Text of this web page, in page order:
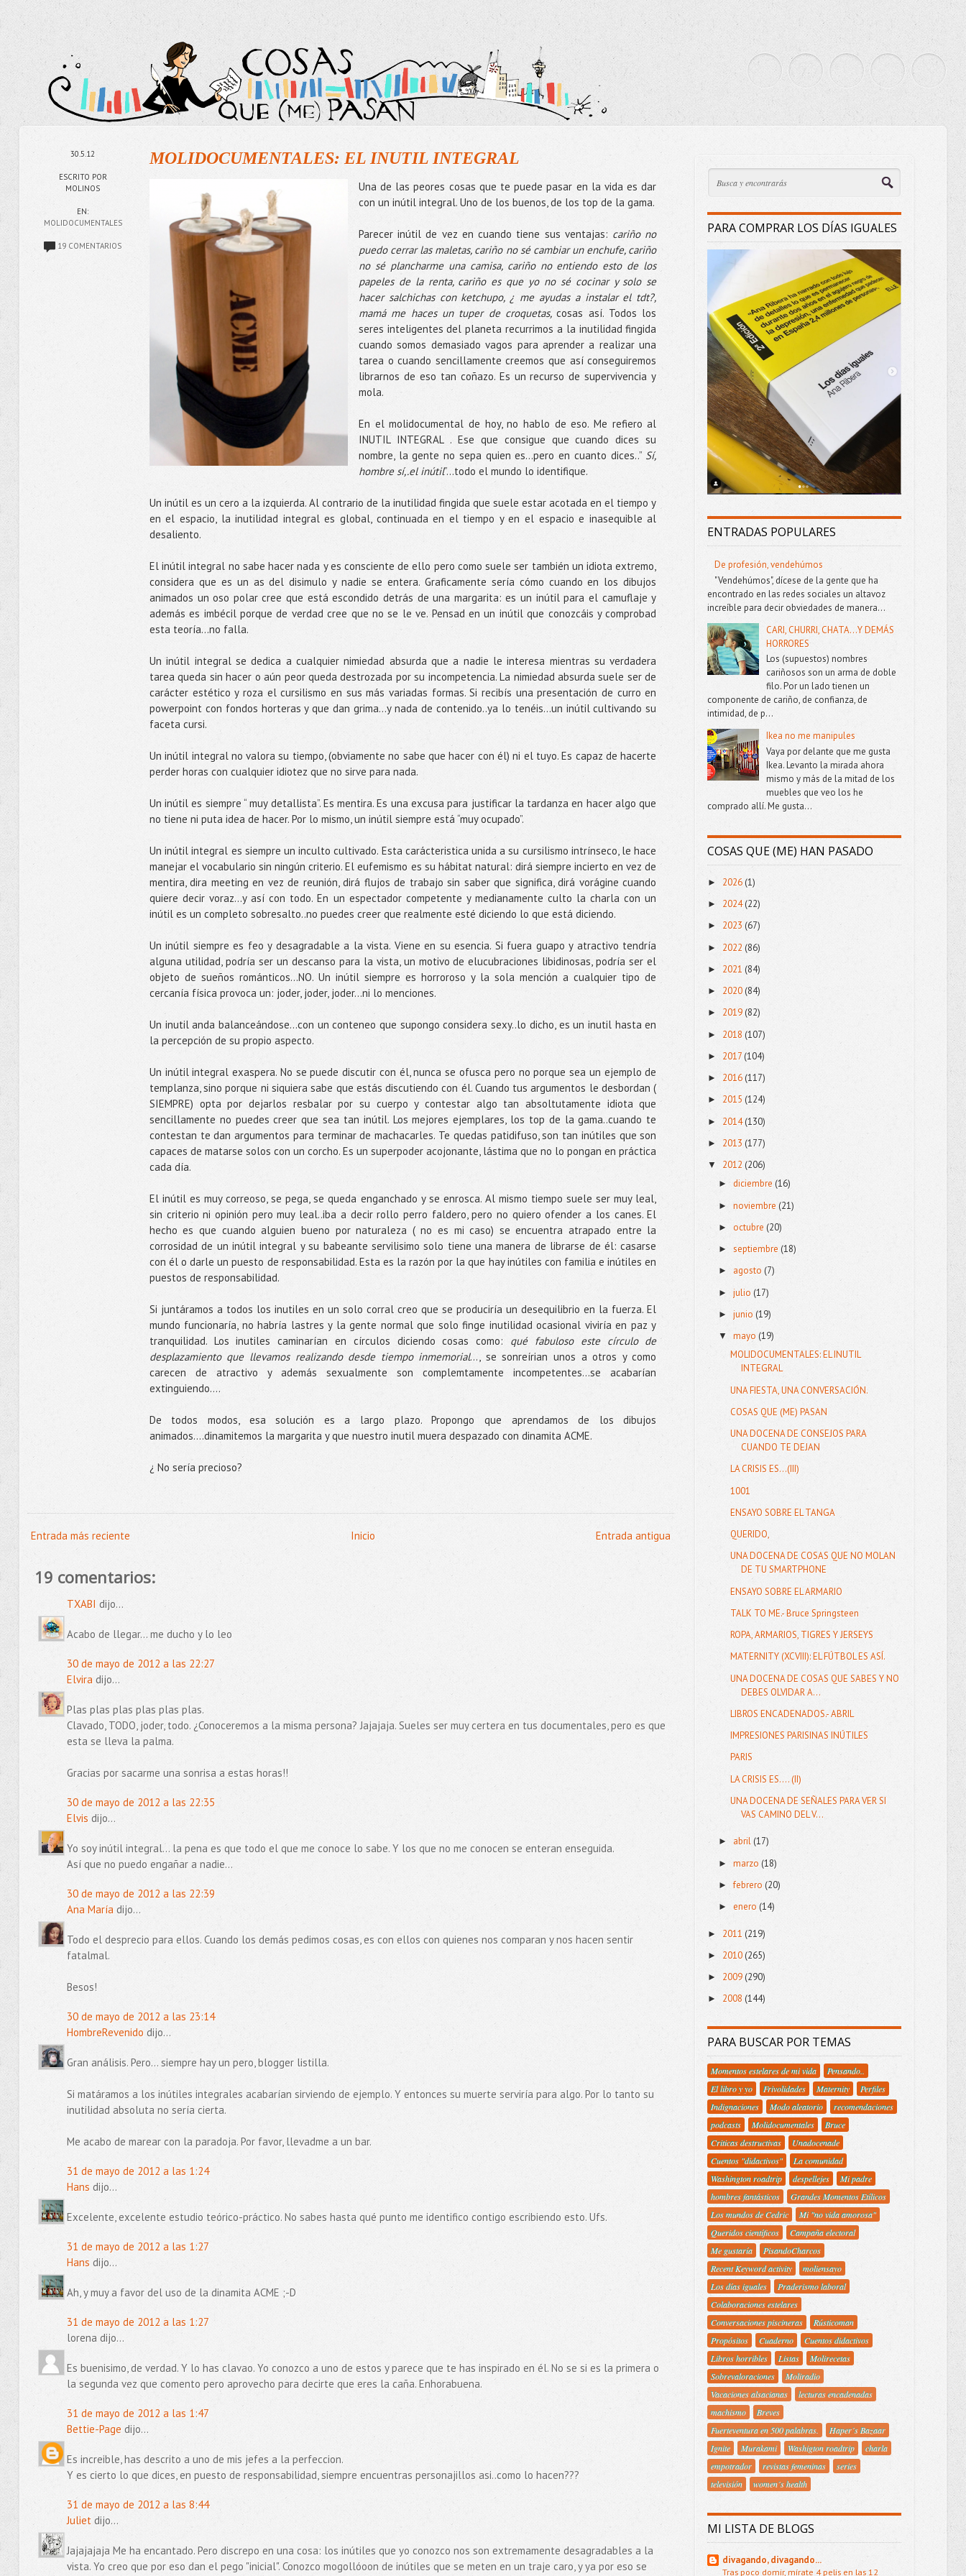
30.5.12
ESCRITO POR
MOLINOS
EN:
MOLIDOCUMENTALES
19 COMENTARIOS
MOLIDOCUMENTALES: EL INUTIL INTEGRAL
Una de las peores cosas que te puede pasar en la vida es dar
con un inútil integral. Uno de los buenos, de los top de la gama.
Parecer inútil de vez en cuando tiene sus ventajas: cariño no
puedo cerrar las maletas, cariño no sé cambiar un enchufe, cariño
no sé plancharme una camisa, cariño no entiendo esto de los
papeles de la renta, cariño es que yo no sé cocinar y solo se
hacer salchichas con ketchupo, ¿ me ayudas a instalar el tdt?,
mamá me haces un tuper de croquetas,cosas así. Todos los
seres inteligentes del planeta recurrimos a la inutilidad fingida
cuando somos demasiado vagos para aprender a realizar una
tarea o cuando sencillamente creemos que así conseguiremos
librarnos de eso tan coñazo. Es un recurso de supervivencia y
mola.
En el molidocumental de hoy, no hablo de eso. Me refiero al
INUTIL INTEGRAL . Ese que consigue que cuando dices su
nombre, la gente no sepa quien es…pero en cuanto dices..” Sí,
hombre sí,.el inútil”…todo el mundo lo identifique.
Un inútil es un cero a la izquierda. Al contrario de la inutilidad fingida que suele estar acotada en el tiempo y
en el espacio, la inutilidad integral es global, continuada en el tiempo y en el espacio e inasequible al
desaliento.
El inútil integral no sabe hacer nada y es consciente de ello pero como suele ser también un idiota extremo,
considera que es un as del disimulo y nadie se entera. Graficamente sería cómo cuando en los dibujos
animados un oso polar cree que está escondido detrás de una margarita: es un inútil para el camuflaje y
además es imbécil porque de verdad cree que no se le ve. Pensad en un inútil que conozcáis y comprobad
esta teoría…no falla.
Un inútil integral se dedica a cualquier nimiedad absurda que a nadie le interesa mientras su verdadera
tarea queda sin hacer o aún peor queda destrozada por su incompetencia. La nimiedad absurda suele ser de
carácter estético y roza el cursilismo en sus más variadas formas. Si recibís una presentación de curro en
powerpoint con fondos horteras y que dan grima…y nada de contenido..ya lo tenéis…un inútil cultivando su
faceta cursi.
Un inútil integral no valora su tiempo, (obviamente no sabe que hacer con él) ni el tuyo. Es capaz de hacerte
perder horas con cualquier idiotez que no sirve para nada.
Un inútil es siempre “ muy detallista”. Es mentira. Es una excusa para justificar la tardanza en hacer algo que
no tiene ni puta idea de hacer. Por lo mismo, un inútil siempre está “muy ocupado”.
Un inútil integral es siempre un inculto cultivado. Esta carácteristica unida a su cursilismo intrínseco, le hace
manejar el vocabulario sin ningún criterio. El eufemismo es su hábitat natural: dirá siempre incierto en vez de
mentira, dira meeting en vez de reunión, dirá flujos de trabajo sin saber que significa, dirá vorágine cuando
quiere decir voraz…y así con todo. En un espectador competente y medianamente culto la charla con un
inútil es un completo sobresalto..no puedes creer que realmente esté diciendo lo que está diciendo.
Un inútil siempre es feo y desagradable a la vista. Viene en su esencia. Si fuera guapo y atractivo tendría
alguna utilidad, podría ser un descanso para la vista, un motivo de elucubraciones libidinosas, podría ser el
objeto de sueños románticos…NO. Un inútil siempre es horroroso y la sola mención a cualquier tipo de
cercanía física provoca un: joder, joder, joder…ni lo menciones.
Un inutil anda balanceándose...con un conteneo que supongo considera sexy..lo dicho, es un inutil hasta en
la percepción de su propio aspecto.
Un inútil integral exaspera. No se puede discutir con él, nunca se ofusca pero no porque sea un ejemplo de
templanza, sino porque ni siquiera sabe que estás discutiendo con él. Cuando tus argumentos le desbordan (
SIEMPRE) opta por dejarlos resbalar por su cuerpo y contestar algo tan absoltutamente idiota que
sencillamente no puedes creer que sea tan inútil. Los mejores ejemplares, los top de la gama..cuando te
contestan te dan argumentos para terminar de machacarles. Te quedas patidifuso, son tan inútiles que son
capaces de matarse solos con un corcho. Es un superpoder acojonante, lástima que no lo pongan en práctica
cada día.
El inútil es muy correoso, se pega, se queda enganchado y se enrosca. Al mismo tiempo suele ser muy leal,
sin criterio ni opinión pero muy leal..iba a decir rollo perro faldero, pero no quiero ofender a los canes. El
hecho es que cuando alguien bueno por naturaleza ( no es mi caso) se encuentra atrapado entre la
corrosidad de un inútil integral y su babeante servilisimo solo tiene una manera de librarse de él: casarse
con él o darle un puesto de responsabilidad. Esta es la razón por la que hay inútiles con familia e inútiles en
puestos de responsabilidad.
Si juntáramos a todos los inutiles en un solo corral creo que se produciría un desequilibrio en la fuerza. El
mundo funcionaría, no habría lastres y la gente normal que solo finge inutilidad ocasional viviría en paz y
tranquilidad. Los inutiles caminarían en círculos diciendo cosas como: qué fabuloso este círculo de
desplazamiento que llevamos realizando desde tiempo inmemorial..., se sonreírian unos a otros y como
carecen de atractivo y además sexualmente son complemtamente incompetentes...se acabarían
extinguiendo....
De todos modos, esa solución es a largo plazo. Propongo que aprendamos de los dibujos
animados....dinamitemos la margarita y que nuestro inutil muera despazado con dinamita ACME.
¿ No sería precioso?
Entrada más reciente Entrada antigua
Inicio
19 comentarios:
TXABI dijo...
Acabo de llegar... me ducho y lo leo
30 de mayo de 2012 a las 22:27
Elviradijo...
Plas plas plas plas plas plas.
Clavado, TODO, joder, todo. ¿Conoceremos a la misma persona? Jajajaja. Sueles ser muy certera en tus documentales, pero es que
esta se lleva la palma.
Gracias por sacarme una sonrisa a estas horas!!
30 de mayo de 2012 a las 22:35
Elvis dijo...
Yo soy inútil integral... la pena es que todo el que me conoce lo sabe. Y los que no me conocen se enteran enseguida.
Así que no puedo engañar a nadie...
30 de mayo de 2012 a las 22:39
Ana Maríadijo...
Todo el desprecio para ellos. Cuando los demás pedimos cosas, es con ellos con quienes nos comparan y nos hacen sentir
fatalmal.
Besos!
30 de mayo de 2012 a las 23:14
HombreRevenido dijo...
Gran análisis. Pero... siempre hay un pero, blogger listilla.
Si matáramos a los inútiles integrales acabarían sirviendo de ejemplo. Y entonces su muerte serviría para algo. Por lo tanto su
inutilidad absoluta no sería cierta.
Me acabo de marear con la paradoja. Por favor, llevadme a un bar.
31 de mayo de 2012 a las 1:24
Hans dijo...
Excelente, excelente estudio teórico-práctico. No sabes hasta qué punto me identifico contigo escribiendo esto. Ufs.
31 de mayo de 2012 a las 1:27
Hans dijo...
Ah, y muy a favor del uso de la dinamita ACME ;-D
31 de mayo de 2012 a las 1:27
lorena dijo...
Es buenisimo, de verdad. Y lo has clavao. Yo conozco a uno de estos y parece que te has inspirado en él. No se si es la primera o
la segunda vez que comento pero aprovecho para decirte que eres la caña. Enhorabuena.
31 de mayo de 2012 a las 1:47
Bettie-Page dijo...
Es increible, has descrito a uno de mis jefes a la perfeccion.
Y es cierto lo que dices, en puesto de responsabilidad, siempre encuentras personajillos asi..como lo hacen???
31 de mayo de 2012 a las 8:44
Julietdijo...
Jajajajaja Me ha encantado. Pero discrepo en una cosa: los inútiles que yo conozco nos son extremamente desagradables a la
vista. Yo creo que por eso dan el pego "inicial". Conozco mogollóoon de inútiles que se meten en un traje caro, y ya por eso se
PARA COMPRAR LOS DÍAS IGUALES
ENTRADAS POPULARES
De profesión, vendehúmos
"Vendehúmos", dícese de la gente que ha
encontrado en las redes sociales un altavoz
increíble para decir obviedades de manera...
CARI, CHURRI, CHATA...Y DEMÁS
HORRORES
Los (supuestos) nombres
cariñosos son un arma de doble
filo. Por un lado tienen un
componente de cariño, de confianza, de
intimidad, de p...
Ikea no me manipules
Vaya por delante que me gusta
Ikea. Levanto la mirada ahora
mismo y más de la mitad de los
muebles que veo los he
comprado allí. Me gusta...
COSAS QUE (ME) HAN PASADO
► 2026 (1)
► 2024(22)
► 2023 (67)
► 2022 (86)
► 2021 (84)
► 2020(84)
► 2019(82)
► 2018 (107)
► 2017 (104)
► 2016(117)
► 2015 (124)
► 2014(130)
► 2013 (177)
▼ 2012 (206)
►diciembre(16)
►noviembre (21)
► octubre(20)
►septiembre(18)
► agosto(7)
►julio(17)
►junio(19)
▼mayo(19)
MOLIDOCUMENTALES: EL INUTIL
INTEGRAL
UNA FIESTA, UNA CONVERSACIÓN.
COSAS QUE (ME) PASAN
UNA DOCENA DE CONSEJOS PARA
CUANDO TE DEJAN
LA CRISIS ES...(III)
1001
ENSAYO SOBRE EL TANGA
QUERIDO,
UNA DOCENA DE COSAS QUE NO MOLAN
DE TU SMARTPHONE
ENSAYO SOBRE EL ARMARIO
TALK TO ME.- Bruce Springsteen
ROPA, ARMARIOS, TIGRES Y JERSEYS
MATERNITY (XCVIII): EL FÚTBOL ES ASÍ.
UNA DOCENA DE COSAS QUE SABES Y NO
DEBES OLVIDAR A...
LIBROS ENCADENADOS.- ABRIL
IMPRESIONES PARISINAS INÚTILES
PARIS
LA CRISIS ES.... (II)
UNA DOCENA DE SEÑALES PARA VER SI
VAS CAMINO DEL V...
► abril(17)
►marzo(18)
►febrero (20)
►enero (14)
► 2011 (219)
► 2010(265)
► 2009 (290)
► 2008 (144)
PARA BUSCAR POR TEMAS
Momentos estelares de mi vida
Pensando..
El libro y yo
Frivolidades Maternity
Perfiles
Indignaciones
Modo aleatorio
recomendaciones
podcasts
Molidocumentales
Bruce
Criticas destructivas
Unadocenade
Cuentos "didactivos"
La comunidad
Washington roadtrip
despellejes
Mi padre
hombres fantásticos
Grandes Momentos Etílicos
Los mundos de Cedric
Mi "no vida amorosa"
Queridos científicos
Campaña electoral
Me gustaría
PisandoCharcos
Recent Keyword activity
moliensayo
Los días iguales
Praderismo laboral
Colaboraciones estelares
Conversaciones piscineras
Rústicoman
Propósitos
Cuaderno
Cuentos didactivos
Libros horribles
Listas
Molirecetas
Sobrevaloraciones
Moliradio
Vacaciones alsacianas
lecturas encadenadas
machismo
Breves
Fuerteventura en 500 palabras.
Haper´s Bazaar
Ignite
Murakami Washigton roadtrip
charla
empotrador
revistas femeninas
series
televisión
women´s health
MI LISTA DE BLOGS
divagando, divagando...
Tras poco domir, mírate 4 pelis en las 12